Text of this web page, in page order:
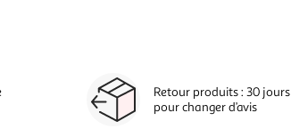
Retour produits : 30 jours
pour changer d’avis